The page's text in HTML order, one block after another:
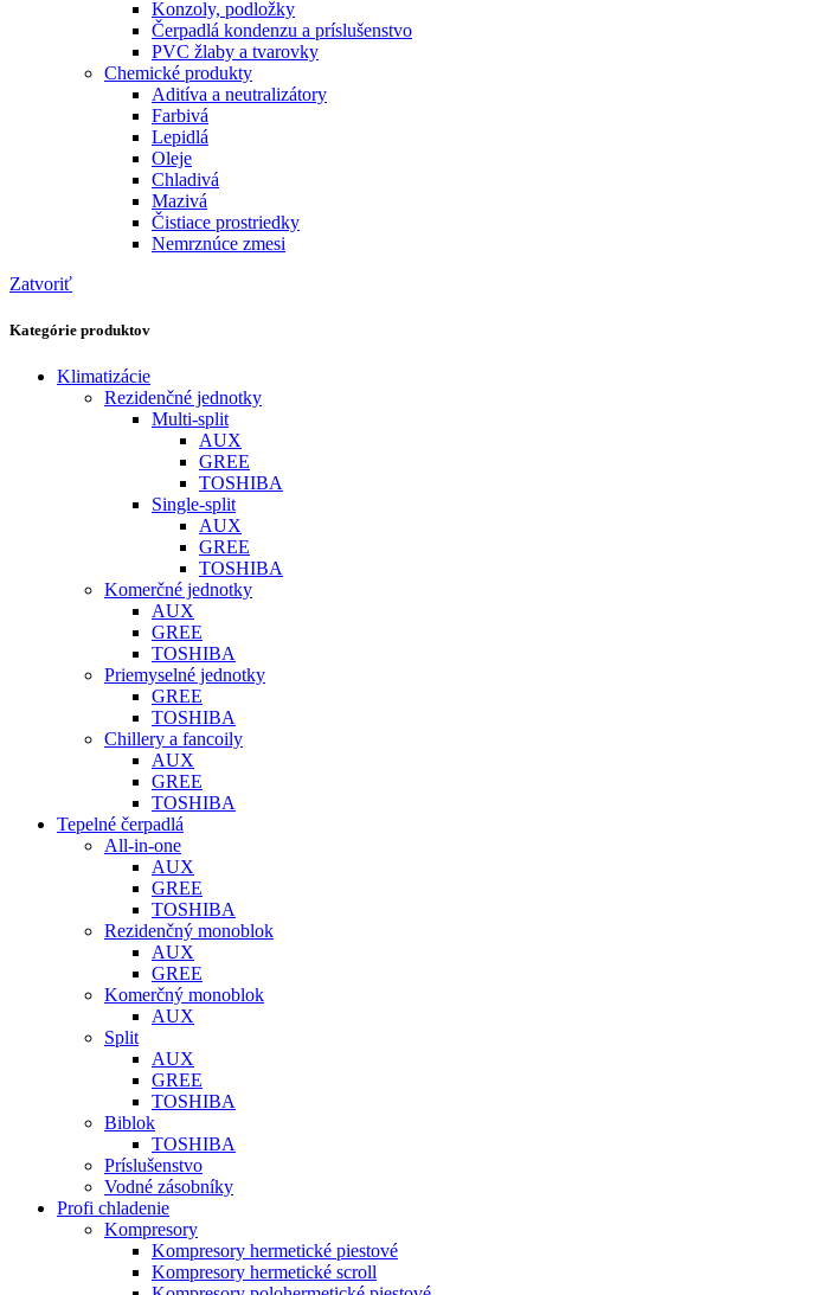
Konzoly, podložky
Čerpadlá kondenzu a príslušenstvo
PVC žlaby a tvarovky
Chemické produkty
Aditíva a neutralizátory
Farbivá
Lepidlá
Oleje
Chladivá
Mazivá
Čistiace prostriedky
Nemrznúce zmesi
Zatvoriť
Kategórie produktov
Klimatizácie
Rezidenčné jednotky
Multi-split
AUX
GREE
TOSHIBA
Single-split
AUX
GREE
TOSHIBA
Komerčné jednotky
AUX
GREE
TOSHIBA
Priemyselné jednotky
GREE
TOSHIBA
Chillery a fancoily
AUX
GREE
TOSHIBA
Tepelné čerpadlá
All-in-one
AUX
GREE
TOSHIBA
Rezidenčný monoblok
AUX
GREE
Komerčný monoblok
AUX
Split
AUX
GREE
TOSHIBA
Biblok
TOSHIBA
Príslušenstvo
Vodné zásobníky
Profi chladenie
Kompresory
Kompresory hermetické piestové
Kompresory hermetické scroll